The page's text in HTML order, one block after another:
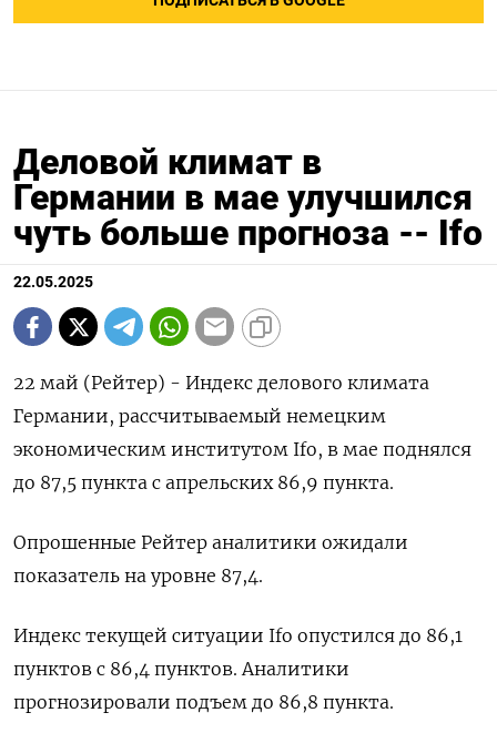
Деловой климат в
Германии в мае улучшился
чуть больше прогноза -- Ifo
22.05.2025
22 май (Рейтер) - Индекс делового климата
Германии, рассчитываемый немецким
экономическим институтом Ifo, в мае поднялся
до 87,5 пункта с апрельских 86,9 пункта.
Опрошенные Рейтер аналитики ожидали
показатель на уровне 87,4.
Индекс текущей ситуации Ifo опустился до 86,1
пунктов с 86,4 пунктов. Аналитики
прогнозировали подъем до 86,8 пункта.